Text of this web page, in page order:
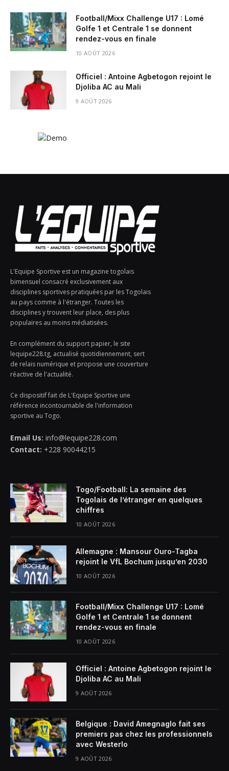
Football/Mixx Challenge U17 : Lomé
Golfe 1 et Centrale 1 se donnent
rendez-vous en finale
10 AOÛT 2026
Officiel : Antoine Agbetogon rejoint le
Djoliba AC au Mali
9 AOÛT 2026
L'Equipe Sportive est un magazine togolais
bimensuel consacré exclusivement aux
disciplines sportives pratiquées par les Togolais
au pays comme à l'étranger. Toutes les
disciplines y trouvent leur place, des plus
populaires au moins médiatisées.
En complément du support papier, le site
lequipe228.tg, actualisé quotidiennement, sert
de relais numérique et propose une couverture
réactive de l'actualité.
Ce dispositif fait de L'Equipe Sportive une
référence incontournable de l'information
sportive au Togo.
Email Us: info@lequipe228.com
Contact: +228 90044215
Togo/Football: La semaine des
Togolais de l’étranger en quelques
chiffres
10 AOÛT 2026
Allemagne : Mansour Ouro-Tagba
rejoint le VfL Bochum jusqu’en 2030
10 AOÛT 2026
Football/Mixx Challenge U17 : Lomé
Golfe 1 et Centrale 1 se donnent
rendez-vous en finale
10 AOÛT 2026
Officiel : Antoine Agbetogon rejoint le
Djoliba AC au Mali
9 AOÛT 2026
Belgique : David Amegnaglo fait ses
premiers pas chez les professionnels
avec Westerlo
9 AOÛT 2026